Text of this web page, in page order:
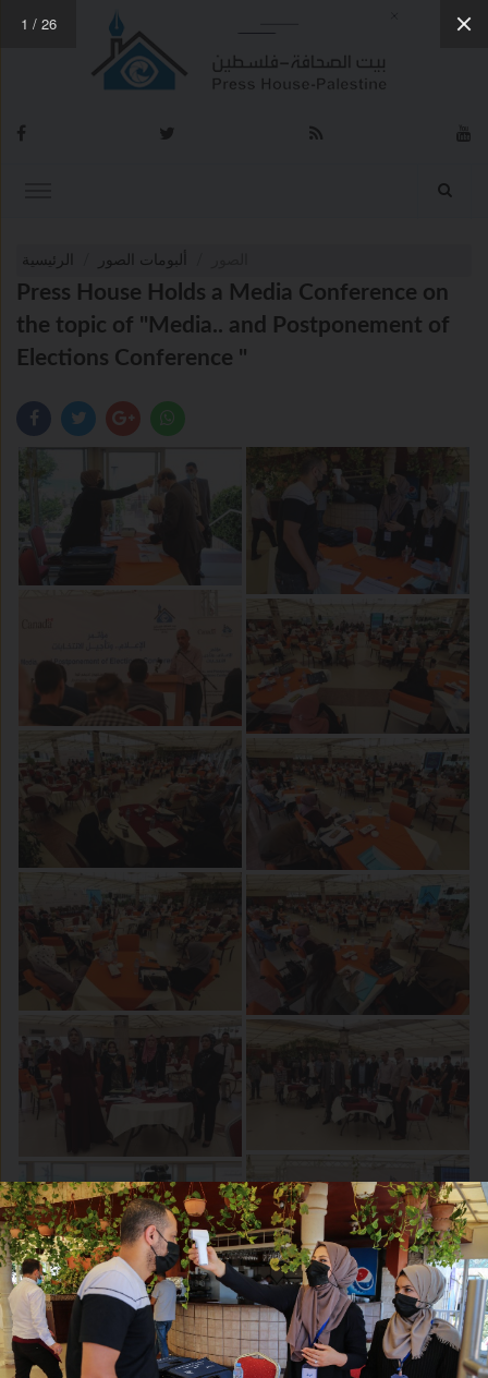
1 / 26
الرئيسية ألبومات الصور
Press House Holds a Media Conference on
the topic of "Media.. and Postponement of
Elections Conference "